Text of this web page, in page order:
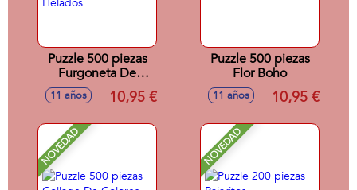
Puzzle 500 piezas
Furgoneta De
Helados
11 años 10,95 €
Puzzle 500 piezas
Flor Boho
11 años 10,95 €
NOVEDAD NOVEDAD